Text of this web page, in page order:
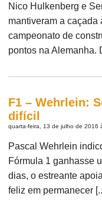
Nico Hulkenberg e
mantiveram a
campeonato de
pontos na Alemanha.
F1 – Wehrlein:
difícil
quarta-feira, 13 de julho de 2016
Pascal Wehrlein
Fórmula 1 ganhasse
dias, o estreante
feliz em permanecer